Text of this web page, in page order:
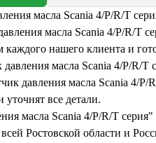
масла Scania 4/P/R/T
масла Scania 4/P/R/T
нашего клиента и
масла Scania 4/P/R/T
давления масла Scania 4/
уточнят все детали.
масла Scania 4/P/R/T серия"
Ростовской области и